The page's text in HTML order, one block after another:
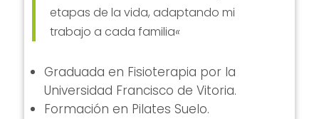
etapas de la vida, adaptando mi
trabajo a cada familia«
Graduada en Fisioterapia por la
Universidad Francisco de Vitoria.
Formación en Pilates Suelo.